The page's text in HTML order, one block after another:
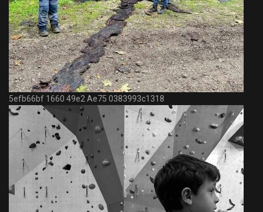
5efb66bf 1660 49e2 Ae75 0383993c1318